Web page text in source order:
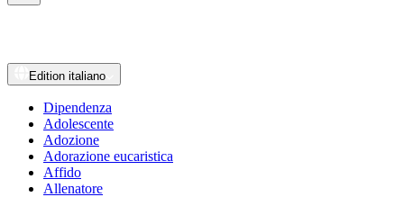
Edition italiano
Dipendenza
Adolescente
Adozione
Adorazione eucaristica
Affido
Allenatore